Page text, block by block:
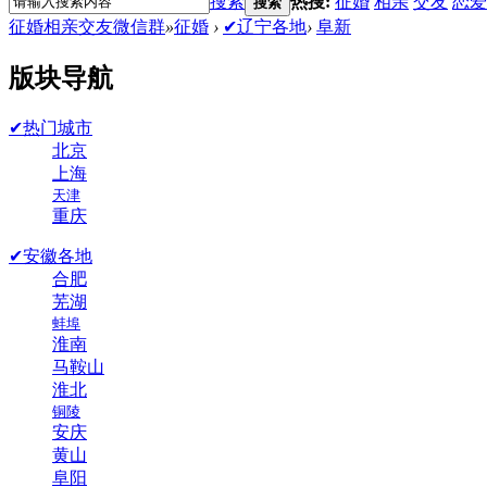
征婚相亲交友微信群»征婚 › ✔辽宁各地› 阜新
版块导航
✔热门城市
北京
上海
天津
重庆
✔安徽各地
合肥
芜湖
蚌埠
淮南
马鞍山
淮北
铜陵
安庆
黄山
阜阳